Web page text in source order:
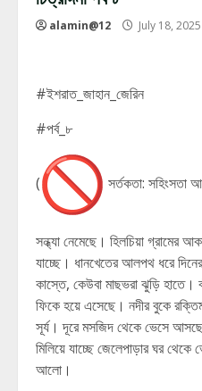
alamin@12 July 18, 2025
#ইশরাত_জাহান_জেরিন
#পর্ব_৮
( সর্তকতা: সহিংসতা
সন্ধ্যা নেমেছে। হিলচিয়া গ্রামের
যাচ্ছে। ধানখেতের আলপথ ধরে
কাস্তে, কেউবা মাছভরা ঝুড়ি হাতে।
ফিকে হয়ে এসেছে। নদীর বুকে
সূর্য। দূরে মসজিদ থেকে ভেসে
মিলিয়ে যাচ্ছে জেলেপাড়ার ঘর থেকে
আলো।